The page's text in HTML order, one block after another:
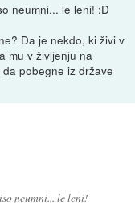
neumni... le leni! :D
Da je nekdo, ki živi v
mu v življenju na
pobegne iz države
neumni... le leni!